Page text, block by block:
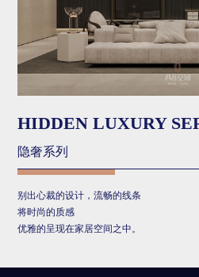
HIDDEN LUXURY
隐奢系列
别出心裁的设计，流畅的线条
将时尚的质感
优雅的呈现在家居空间之中。